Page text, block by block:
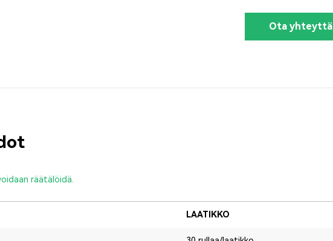
Ota yhteyttä
räätälöidä.
LAATIKKO